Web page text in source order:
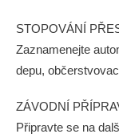
STOPOVÁNÍ
Zaznamenejte
depu,
ZÁVODNÍ
Připravte se na